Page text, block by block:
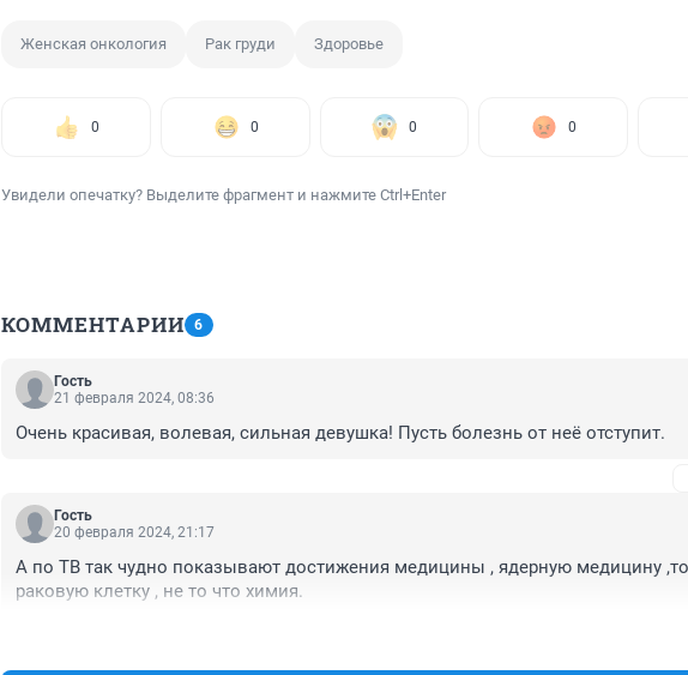
Женская онкология Рак груди Здоровье
0 0 0 0
Увидели опечатку? Выделите фрагмент и нажмите Ctrl+Enter
КОММЕНТАРИИ 6
Гость
21 февраля 2024, 08:36
Очень красивая, волевая, сильная девушка! Пусть болезнь от неё отступит.
Гость
20 февраля 2024, 21:17
А по ТВ так чудно показывают достижения медицины , ядерную медицину
раковую клетку , не то что химия.